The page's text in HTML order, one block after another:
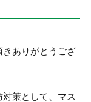
ありがとうござ
策として、マス